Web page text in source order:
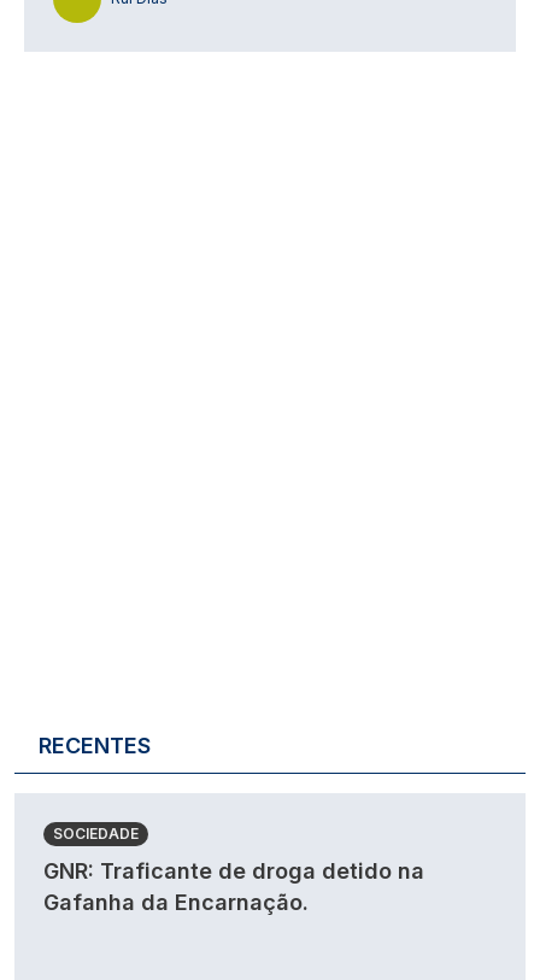
RECENTES
SOCIEDADE
GNR: Traficante de droga detido na
Gafanha da Encarnação.